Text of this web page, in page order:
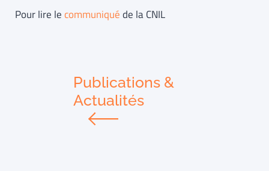
Pour lire lecommuniquéde la CNIL
Publications &
Actualités